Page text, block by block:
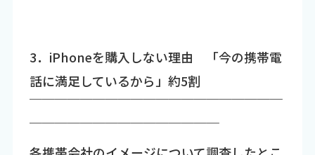
3．iPhoneを購入しない理由 「今の携帯電
話に満足しているから」約5割
￣￣￣￣￣￣￣￣￣￣￣￣￣￣￣￣￣￣￣￣
￣￣￣￣￣￣￣￣￣￣￣￣￣￣￣